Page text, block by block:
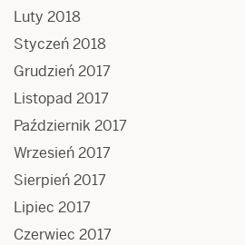
Luty 2018
Styczeń 2018
Grudzień 2017
Listopad 2017
Październik 2017
Wrzesień 2017
Sierpień 2017
Lipiec 2017
Czerwiec 2017